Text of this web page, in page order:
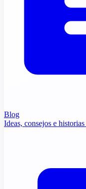
Blog
Ideas, consejos e